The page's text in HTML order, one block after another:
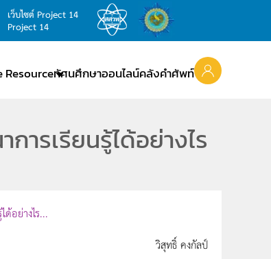
เว็บไซต์ Project 14
Project 14
Resourceทัศนศึกษาออนไลน์คลังคำศัพท์
รเรียนรู้ได้อย่างไร
อย่างไร...
วิสุทธิ์ คงกัลป์